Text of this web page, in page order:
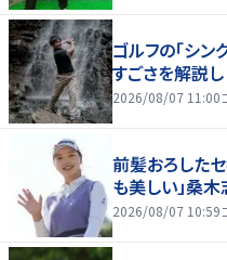
ゴルフの「シ
すごさを解説し
2026/08/07 11:00
前髪おろした
も美しい」桑木
2026/08/07 10:59